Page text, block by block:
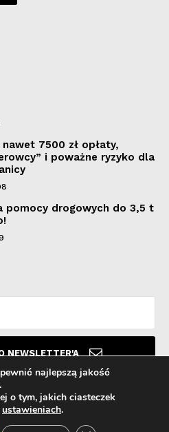
7500 zł opłaty,
i poważne ryzyko dla
pomocy drogowych do 3,5 t
NEWSLETTER'A
najlepszą jakość
o tym, jakich ciasteczek
ustawieniach.